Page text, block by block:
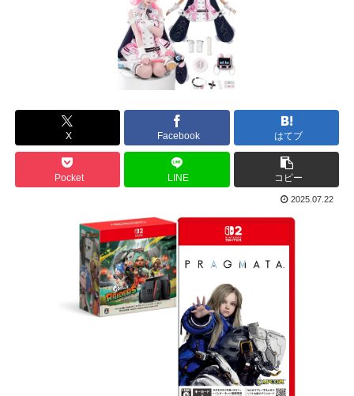
X Facebook はてブ
Pocket LINE コピー
2025.07.22